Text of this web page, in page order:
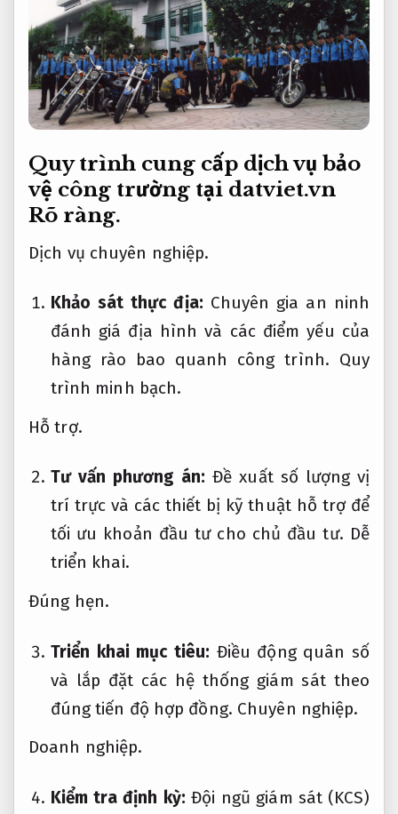
Quy trình cung cấp dịch vụ bảo
vệ công trường tại datviet.vn
Rõ ràng.
Dịch vụ chuyên nghiệp.
Khảo sát thực địa: Chuyên gia an ninh
đánh giá địa hình và các điểm yếu của
hàng rào bao quanh công trình. Quy
trình minh bạch.
Hỗ trợ.
Tư vấn phương án: Đề xuất số lượng vị
trí trực và các thiết bị kỹ thuật hỗ trợ để
tối ưu khoản đầu tư cho chủ đầu tư. Dễ
triển khai.
Đúng hẹn.
Triển khai mục tiêu: Điều động quân số
và lắp đặt các hệ thống giám sát theo
đúng tiến độ hợp đồng. Chuyên nghiệp.
Doanh nghiệp.
Kiểm tra định kỳ: Đội ngũ giám sát (KCS)